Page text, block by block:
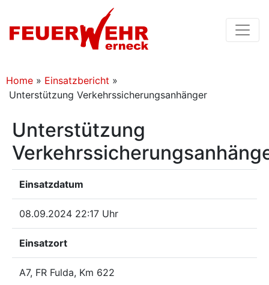
Home » Einsatzbericht »
Unterstützung Verkehrssicherungsanhänger
Unterstützung
Einsatzdatum
08.09.2024 22:17 Uhr
Einsatzort
A7, FR Fulda, Km 622